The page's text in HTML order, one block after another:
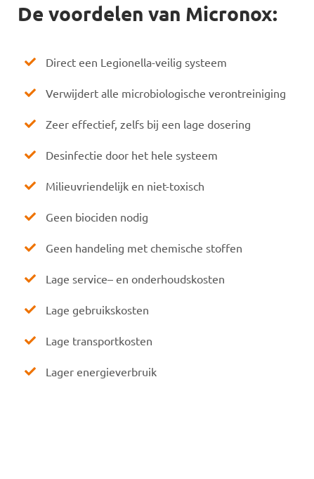
De voordelen van Micronox:
Direct een Legionella-veilig systeem
Verwijdert alle microbiologische verontreiniging
Zeer effectief, zelfs bij een lage dosering
Desinfectie door het hele systeem
Milieuvriendelijk en niet-toxisch
Geen biociden nodig
Geen handeling met chemische stoffen
Lage service– en onderhoudskosten
Lage gebruikskosten
Lage transportkosten
Lager energieverbruik